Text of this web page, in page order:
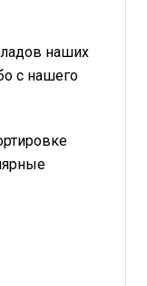
наших
с нашего